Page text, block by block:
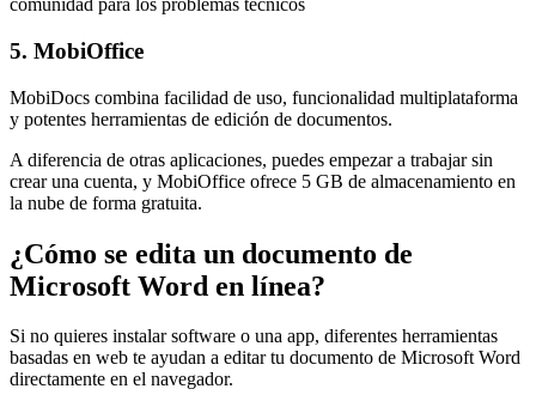
comunidad para los problemas técnicos
5. MobiOffice
MobiDocs combina facilidad de uso, funcionalidad multiplataforma
y potentes herramientas de edición de documentos.
A diferencia de otras aplicaciones, puedes empezar a trabajar sin
crear una cuenta, y MobiOffice ofrece 5 GB de almacenamiento en
la nube de forma gratuita.
¿Cómo se edita un documento de
Microsoft Word en línea?
Si no quieres instalar software o una app, diferentes herramientas
basadas en web te ayudan a editar tu documento de Microsoft Word
directamente en el navegador.